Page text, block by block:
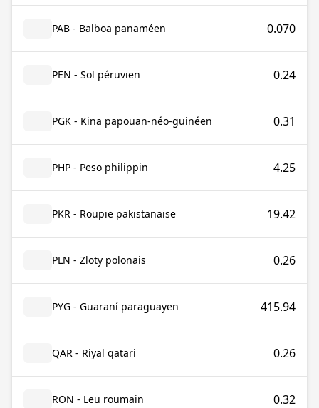
PAB - Balboa panaméen 0.070
PEN - Sol péruvien 0.24
PGK - Kina papouan-néo-guinéen 0.31
PHP - Peso philippin 4.25
PKR - Roupie pakistanaise 19.42
PLN - Zloty polonais 0.26
PYG - Guaraní paraguayen 415.94
QAR - Riyal qatari 0.26
RON - Leu roumain 0.32